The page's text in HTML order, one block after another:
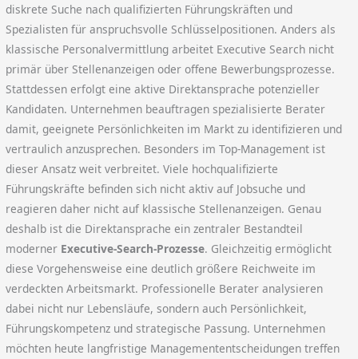
diskrete Suche nach qualifizierten Führungskräften und
Spezialisten für anspruchsvolle Schlüsselpositionen. Anders als
klassische Personalvermittlung arbeitet Executive Search nicht
primär über Stellenanzeigen oder offene Bewerbungsprozesse.
Stattdessen erfolgt eine aktive Direktansprache potenzieller
Kandidaten. Unternehmen beauftragen spezialisierte Berater
damit, geeignete Persönlichkeiten im Markt zu identifizieren und
vertraulich anzusprechen. Besonders im Top-Management ist
dieser Ansatz weit verbreitet. Viele hochqualifizierte
Führungskräfte befinden sich nicht aktiv auf Jobsuche und
reagieren daher nicht auf klassische Stellenanzeigen. Genau
deshalb ist die Direktansprache ein zentraler Bestandteil
moderner Executive-Search-Prozesse. Gleichzeitig ermöglicht
diese Vorgehensweise eine deutlich größere Reichweite im
verdeckten Arbeitsmarkt. Professionelle Berater analysieren
dabei nicht nur Lebensläufe, sondern auch Persönlichkeit,
Führungskompetenz und strategische Passung. Unternehmen
möchten heute langfristige Managemententscheidungen treffen